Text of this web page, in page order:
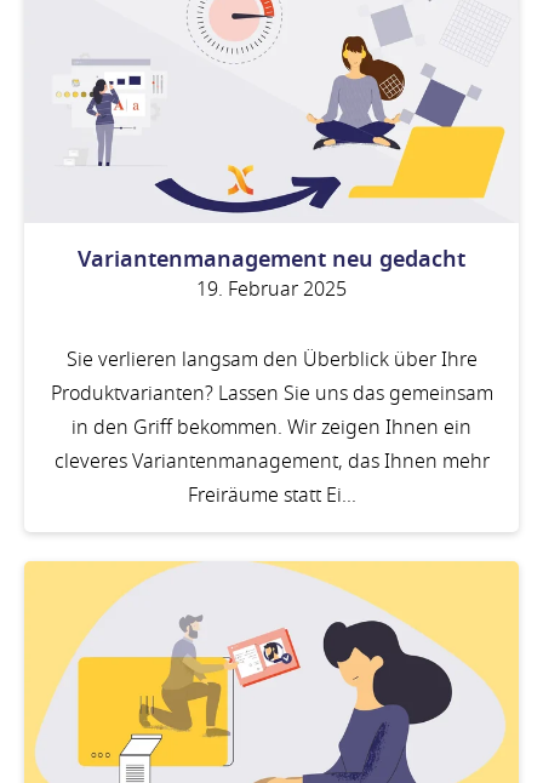
Variantenmanagement neu gedacht
19. Februar 2025
Sie verlieren langsam den Überblick über Ihre
Produktvarianten? Lassen Sie uns das gemeinsam
in den Griff bekommen. Wir zeigen Ihnen ein
cleveres Variantenmanagement, das Ihnen mehr
Freiräume statt Ei...